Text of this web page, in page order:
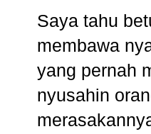
Saya tahu
membawa
yang pernah
nyusahin